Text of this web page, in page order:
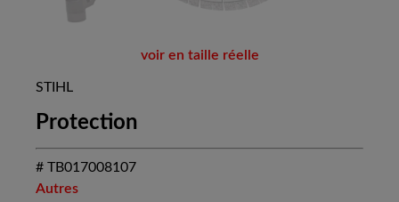
voir en taille réelle
STIHL
Protection
# TB017008107
Autres